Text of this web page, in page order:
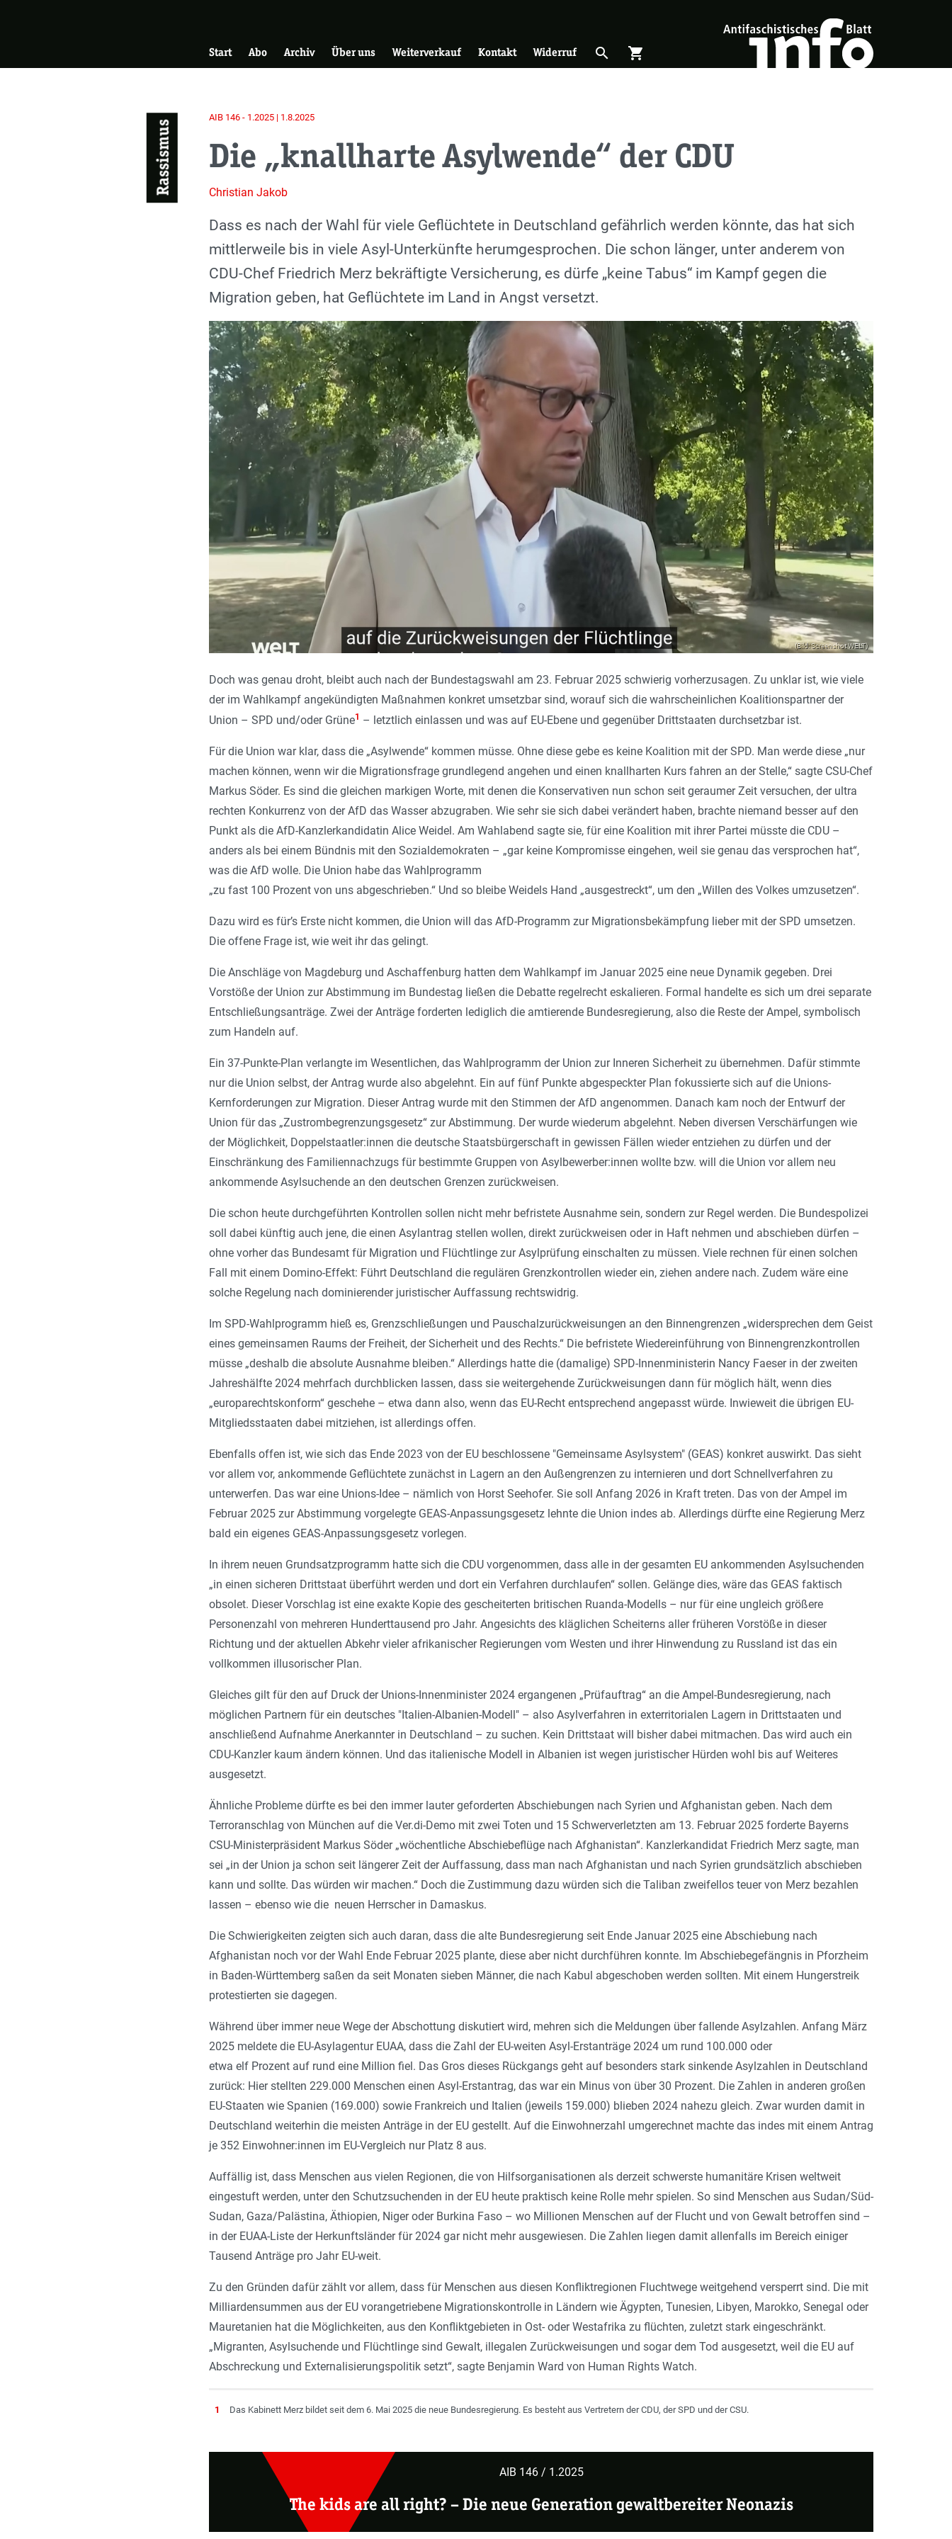
Hauptnavigation
Start Abo Archiv Über uns Weiterverkauf Kontakt Widerruf Suche öffnen
search Warenkorb öffnen
shopping_cart
Rassismus
AIB 146 - 1.2025 | 1.8.2025
Die „knallharte Asylwende“ der CDU
Christian Jakob
Einleitung
Dass es nach der Wahl für viele Geflüchtete in Deutschland gefährlich werden könnte, das hat sich
mittlerweile bis in viele Asyl-Unterkünfte herumgesprochen. Die schon länger, unter anderem von
CDU-Chef Friedrich Merz bekräftigte Versicherung, es dürfe „keine Tabus“ im Kampf gegen die
Migration geben, hat Geflüchtete im Land in Angst versetzt.
(Bild: Screenshot WELT)
Doch was genau droht, bleibt auch nach der Bundestagswahl am 23. Februar 2025 schwierig vorherzusagen. Zu unklar ist, wie viele
der im Wahlkampf angekündigten Maßnahmen konkret umsetzbar sind, worauf sich die wahrscheinlichen Koalitionspartner der
Union – SPD und/oder Grüne1 – letztlich einlassen und was auf EU-Ebene und gegenüber Drittstaaten durchsetzbar ist.
Für die Union war klar, dass die „Asylwende“ kommen müsse. Ohne diese gebe es keine Koalition mit der SPD. Man werde diese „nur
machen können, wenn wir die Migrationsfrage grundlegend angehen und einen knallharten Kurs fahren an der Stelle,“ sagte CSU-Chef
Markus Söder. Es sind die gleichen markigen Worte, mit denen die Konservativen nun schon seit geraumer Zeit versuchen, der ultra
rechten Konkurrenz von der AfD das Wasser abzugraben. Wie sehr sie sich dabei verändert haben, brachte niemand besser auf den
Punkt als die AfD-Kanzlerkandidatin Alice Weidel. Am Wahlabend sagte sie, für eine Koalition mit ihrer Partei müsste die CDU –
anders als bei einem Bündnis mit den Sozialdemokraten – „gar keine Kompromisse eingehen, weil sie genau das versprochen hat“,
was die AfD wolle. Die Union habe das Wahlprogramm
„zu fast 100 Prozent von uns abgeschrieben.“ Und so bleibe Weidels Hand „ausgestreckt“, um den „Willen des Volkes umzusetzen“.
Dazu wird es für’s Erste nicht kommen, die Union will das AfD-Programm zur Migrationsbekämpfung lieber mit der SPD umsetzen.
Die offene Frage ist, wie weit ihr das gelingt.
Die Anschläge von Magdeburg und Aschaffenburg hatten dem Wahlkampf im Januar 2025 eine neue Dynamik gegeben. Drei
Vorstöße der Union zur Abstimmung im Bundestag ließen die Debatte regelrecht eskalieren. Formal handelte es sich um drei separate
Entschließungsanträge. Zwei der Anträge forderten lediglich die amtierende Bundesregierung, also die Reste der Ampel, symbolisch
zum Handeln auf.
Ein 37-Punkte-Plan verlangte im Wesentlichen, das Wahlprogramm der Union zur Inneren Sicherheit zu übernehmen. Dafür stimmte
nur die Union selbst, der Antrag wurde also abgelehnt. Ein auf fünf Punkte abgespeckter Plan fokussierte sich auf die Unions-
Kernforderungen zur Migration. Dieser Antrag wurde mit den Stimmen der AfD angenommen. Danach kam noch der Entwurf der
Union für das „Zustrombegrenzungsgesetz“ zur Abstimmung. Der wurde wiederum abgelehnt. Neben diversen Verschärfungen wie
der Möglichkeit, Doppelstaatler:innen die deutsche Staatsbürgerschaft in gewissen Fällen wieder entziehen zu dürfen und der
Einschränkung des Familiennachzugs für bestimmte Gruppen von Asylbewerber:innen wollte bzw. will die Union vor allem neu
ankommende Asylsuchende an den deutschen Grenzen zurückweisen.
Die schon heute durchgeführten Kontrollen sollen nicht mehr befristete Ausnahme sein, sondern zur Regel werden. Die Bundespolizei
soll dabei künftig auch jene, die einen Asylantrag stellen wollen, direkt zurückweisen oder in Haft nehmen und abschieben dürfen –
ohne vorher das Bundesamt für Migration und Flüchtlinge zur Asylprüfung einschalten zu müssen. Viele rechnen für einen solchen
Fall mit einem Domino-Effekt: Führt Deutschland die regulären Grenzkontrollen wieder ein, ziehen andere nach. Zudem wäre eine
solche Regelung nach dominierender juristischer Auffassung rechtswidrig.
Im SPD-Wahlprogramm hieß es, Grenzschließungen und Pauschalzurückweisungen an den Binnengrenzen „widersprechen dem Geist
eines gemeinsamen Raums der Freiheit, der Sicherheit und des Rechts.“ Die befristete Wiedereinführung von Binnengrenzkontrollen
müsse „deshalb die absolute Ausnahme bleiben.“ Allerdings hatte die (damalige) SPD-Innenministerin Nancy Faeser in der zweiten
Jahreshälfte 2024 mehrfach durchblicken lassen, dass sie weitergehende Zurückweisungen dann für möglich hält, wenn dies
„europarechtskonform“ geschehe – etwa dann also, wenn das EU-Recht entsprechend angepasst würde. Inwieweit die übrigen EU-
Mitgliedsstaaten dabei mitziehen, ist allerdings offen.
Ebenfalls offen ist, wie sich das Ende 2023 von der EU beschlossene "Gemeinsame Asylsystem" (GEAS) konkret auswirkt. Das sieht
vor allem vor, ankommende Geflüchtete zunächst in Lagern an den Außengrenzen zu internieren und dort Schnellverfahren zu
unterwerfen. Das war eine Unions-Idee – nämlich von Horst Seehofer. Sie soll Anfang 2026 in Kraft treten. Das von der Ampel im
Februar 2025 zur Abstimmung vorgelegte GEAS-Anpassungsgesetz lehnte die Union indes ab. Allerdings dürfte eine Regierung Merz
bald ein eigenes GEAS-Anpassungsgesetz vorlegen.
In ihrem neuen Grundsatzprogramm hatte sich die CDU vorgenommen, dass alle in der gesamten EU ankommenden Asylsuchenden
„in einen sicheren Drittstaat überführt werden und dort ein Verfahren durchlaufen“ sollen. Gelänge dies, wäre das GEAS faktisch
obsolet. Dieser Vorschlag ist eine exakte Kopie des gescheiterten britischen Ruanda-Modells – nur für eine ungleich größere
Personenzahl von mehreren Hunderttausend pro Jahr. Angesichts des kläglichen Scheiterns aller früheren Vorstöße in dieser
Richtung und der aktuellen Abkehr vieler afrikanischer Regierungen vom Westen und ihrer Hinwendung zu Russland ist das ein
vollkommen illusorischer Plan.
Gleiches gilt für den auf Druck der Unions-Innenminister 2024 ergangenen „Prüfauftrag“ an die Ampel-Bundesregierung, nach
möglichen Partnern für ein deutsches "Italien-Albanien-Modell" – also Asylverfahren in exterritorialen Lagern in Drittstaaten und
anschließend Aufnahme Anerkannter in Deutschland – zu suchen. Kein Drittstaat will bisher dabei mitmachen. Das wird auch ein
CDU-Kanzler kaum ändern können. Und das italienische Modell in Albanien ist wegen juristischer Hürden wohl bis auf Weiteres
ausgesetzt.
Ähnliche Probleme dürfte es bei den immer lauter geforderten Abschiebungen nach Syrien und Afghanistan geben. Nach dem
Terroranschlag von München auf die Ver.di-Demo mit zwei Toten und 15 Schwerverletzten am 13. Februar 2025 forderte Bayerns
CSU-Ministerpräsident Markus Söder „wöchentliche Abschiebeflüge nach Afghanistan“. Kanzlerkandidat Friedrich Merz sagte, man
sei „in der Union ja schon seit längerer Zeit der Auffassung, dass man nach Afghanistan und nach Syrien grundsätzlich abschieben
kann und sollte. Das würden wir machen.“ Doch die Zustimmung dazu würden sich die Taliban zweifellos teuer von Merz bezahlen
lassen – ebenso wie die neuen Herrscher in Damaskus.
Die Schwierigkeiten zeigten sich auch daran, dass die alte Bundesregierung seit Ende Januar 2025 eine Abschiebung nach
Afghanistan noch vor der Wahl Ende Februar 2025 plante, diese aber nicht durchführen konnte. Im Abschiebegefängnis in Pforzheim
in Baden-Württemberg saßen da seit Monaten sieben Männer, die nach Kabul abgeschoben werden sollten. Mit einem Hungerstreik
protestierten sie dagegen.
Während über immer neue Wege der Abschottung diskutiert wird, mehren sich die Meldungen über fallende Asylzahlen. Anfang März
2025 meldete die EU-Asylagentur EUAA, dass die Zahl der EU-weiten Asyl-Erstanträge 2024 um rund 100.000 oder
etwa elf Prozent auf rund eine Million fiel. Das Gros dieses Rückgangs geht auf besonders stark sinkende Asylzahlen in Deutschland
zurück: Hier stellten 229.000 Menschen einen Asyl-Erstantrag, das war ein Minus von über 30 Prozent. Die Zahlen in anderen großen
EU-Staaten wie Spanien (169.000) sowie Frankreich und Italien (jeweils 159.000) blieben 2024 nahezu gleich. Zwar wurden damit in
Deutschland weiterhin die meisten Anträge in der EU gestellt. Auf die Einwohnerzahl umgerechnet machte das indes mit einem Antrag
je 352 Einwohner:innen im EU-Vergleich nur Platz 8 aus.
Auffällig ist, dass Menschen aus vielen Regionen, die von Hilfsorganisationen als derzeit schwerste humanitäre Krisen weltweit
eingestuft werden, unter den Schutzsuchenden in der EU heute praktisch keine Rolle mehr spielen. So sind Menschen aus Sudan/Süd-
Sudan, Gaza/Palästina, Äthiopien, Niger oder Burkina Faso – wo Millionen Menschen auf der Flucht und von Gewalt betroffen sind –
in der EUAA-Liste der Herkunftsländer für 2024 gar nicht mehr ausgewiesen. Die Zahlen liegen damit allenfalls im Bereich einiger
Tausend Anträge pro Jahr EU-weit.
Zu den Gründen dafür zählt vor allem, dass für Menschen aus diesen Konfliktregionen Fluchtwege weitgehend versperrt sind. Die mit
Milliardensummen aus der EU vorangetriebene Migrationskontrolle in Ländern wie Ägypten, Tunesien, Libyen, Marokko, Senegal oder
Mauretanien hat die Möglichkeiten, aus den Konfliktgebieten in Ost- oder Westafrika zu flüchten, zuletzt stark eingeschränkt.
„Migranten, Asylsuchende und Flüchtlinge sind Gewalt, illegalen Zurückweisungen und sogar dem Tod ausgesetzt, weil die EU auf
Abschreckung und Externalisierungspolitik setzt“, sagte Benjamin Ward von Human Rights Watch.
1 Das Kabinett Merz bildet seit dem 6. Mai 2025 die neue Bundesregierung. Es besteht aus Vertretern der CDU, der SPD und der CSU.
AIB 146 / 1.2025
The kids are all right? – Die neue Generation gewaltbereiter Neonazis